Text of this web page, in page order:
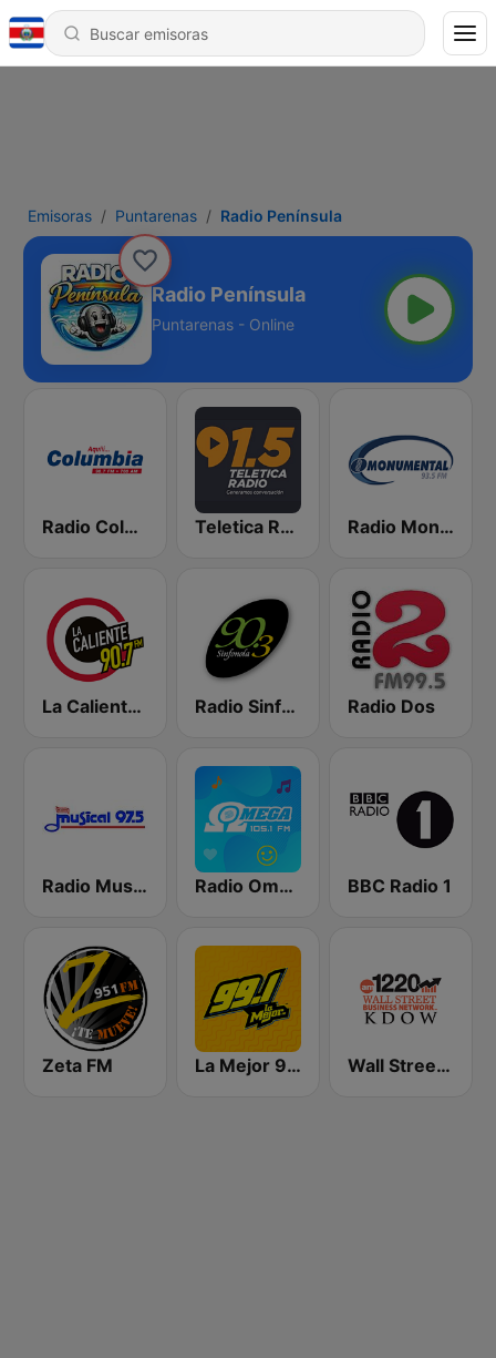
Emisoras Puntarenas Radio Península
Radio Península
Puntarenas - Online
Radio Columbia Teletica Radio 91.5 FM Radio Monumental
La Caliente 90.7 FM Radio Sinfonola Radio Dos
Radio Musical Radio Omega Stereo BBC Radio 1
Zeta FM La Mejor 99.1 Wall Street Business Network KDOW 1220 AM